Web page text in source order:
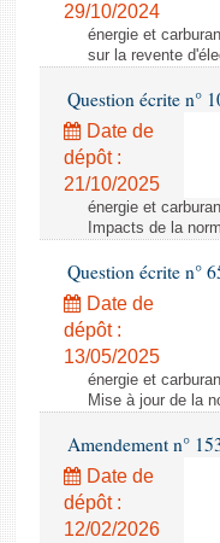
29/10/2024
énergie et
sur la revente
Question écrite n°
Date de
dépôt :
21/10/2025
énergie et
Impacts de la
Question écrite n°
Date de
dépôt :
13/05/2025
énergie et
Mise à jour de la
Amendement n°
Date de
dépôt :
12/02/2026